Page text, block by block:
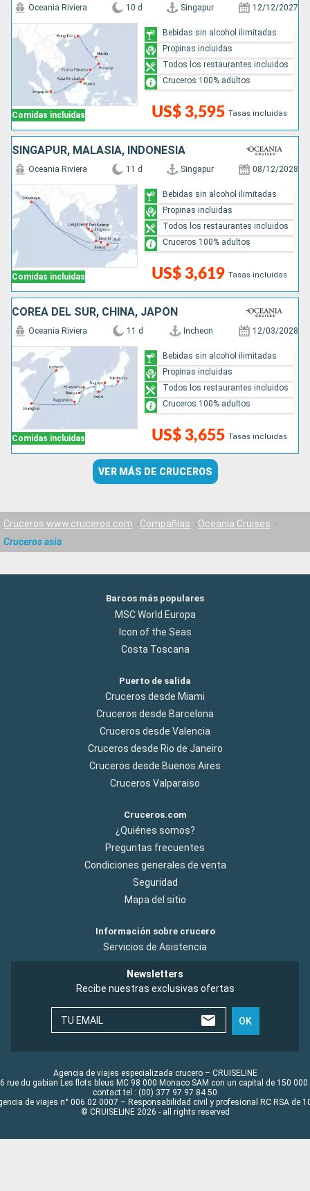
Comidas incluidas
Oceania Riviera 10 d Singapur 12/12/2027
US$ 3,595 Tasas incluidas
Bebidas sin alcohol ilimitadas
Propinas incluidas
Todos los restaurantes incluidos
Cruceros 100% adultos
SINGAPUR, MALASIA, INDONESIA
Comidas incluidas
Oceania Riviera 11 d Singapur 08/12/2028
US$ 3,619 Tasas incluidas
Bebidas sin alcohol ilimitadas
Propinas incluidas
Todos los restaurantes incluidos
Cruceros 100% adultos
COREA DEL SUR, CHINA, JAPÓN
Comidas incluidas
Oceania Riviera 11 d Incheon 12/03/2028
US$ 3,655 Tasas incluidas
Bebidas sin alcohol ilimitadas
Propinas incluidas
Todos los restaurantes incluidos
Cruceros 100% adultos
VER MÁS DE CRUCEROS
Cruceros www.cruceros.com Compañías
Oceania Cruises
Cruceros asia
Barcos más populares
MSC World Europa
Icon of the Seas
Costa Toscana
Puerto de salida
Cruceros desde Miami
Cruceros desde Barcelona
Cruceros desde Valencia
Cruceros desde Rio de Janeiro
Cruceros desde Buenos Aires
Cruceros Valparaiso
Cruceros.com
¿Quiénes somos?
Preguntas frecuentes
Condiciones generales de venta
Seguridad
Mapa del sitio
Información sobre crucero
Servicios de Asistencia
Newsletters
Recibe nuestras exclusivas ofertas
TU EMAIL OK
Agencia de viajes especializada crucero – CRUISELINE
rue du gabian Les flots bleus MC 98 000 Monaco SAM con un capital de 150 000
contact tel : (00) 377 97 97 84 50
de viajes n° 006 02 0007 – Responsabilidad civil y profesional RC RSA de
© CRUISELINE 2026 - all rights reserved